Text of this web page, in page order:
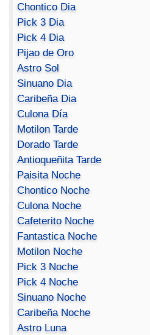
Chontico Dia
Pick 3 Dia
Pick 4 Dia
Pijao de Oro
Astro Sol
Sinuano Dia
Caribeña Dia
Culona Día
Motilon Tarde
Dorado Tarde
Antioqueñita Tarde
Paisita Noche
Chontico Noche
Culona Noche
Cafeterito Noche
Fantastica Noche
Motilon Noche
Pick 3 Noche
Pick 4 Noche
Sinuano Noche
Caribeña Noche
Astro Luna